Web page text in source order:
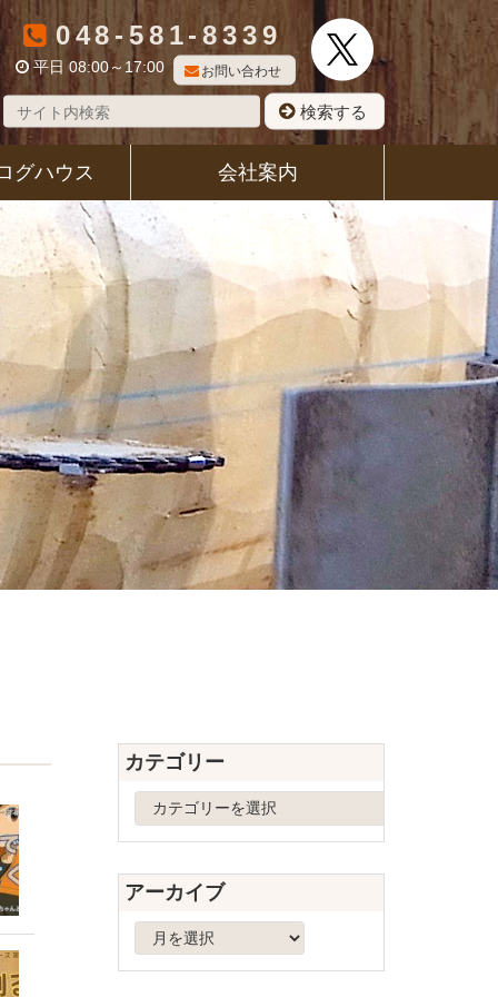
048-581-8339
平日 08:00～17:00 お問い合わせ
検索する
グハウス 会社案内
カテゴリー
ゴ
リ
ー
アーカイブ
ー
カ